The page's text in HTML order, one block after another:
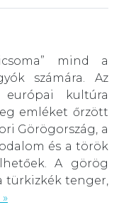
mind a
számára. Az
kultúra
emléket őrzött
Görögország, a
és a török
A görög
türkizkék tenger,